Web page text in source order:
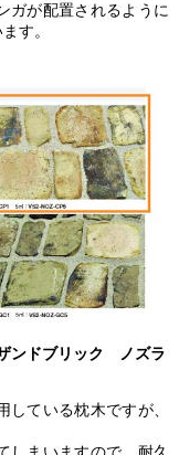
ガが配置されるように
す。
ンドブリック ノズラ
ている枕木ですが、